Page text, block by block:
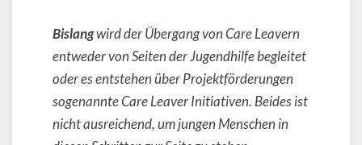
Bislangwird der Übergang von Care Leavern
entweder von Seiten der Jugendhilfe begleitet
oder es entstehen über Projektförderungen
sogenannte Care Leaver Initiativen. Beides ist
nicht ausreichend, um jungen Menschen in